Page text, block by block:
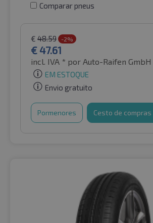
Comparar pneus
€ 48.59 -2%
€ 47.61
incl. IVA * por Auto-Raifen GmbH
EM ESTOQUE
Envio gratuito
Pormenores Cesto de compras